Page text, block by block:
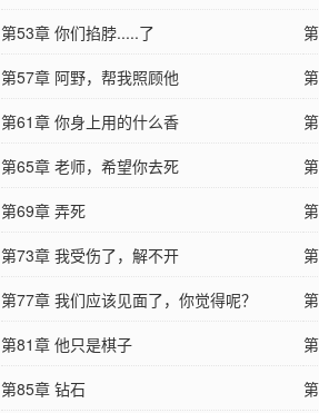
第53章 你们掐脖.....了
第57章 阿野，帮我照顾他
第61章 你身上用的什么香
第65章 老师，希望你去死
第69章 弄死
第73章 我受伤了，解不开
第77章 我们应该见面了，你觉得呢？
第81章 他只是棋子
第85章 钻石